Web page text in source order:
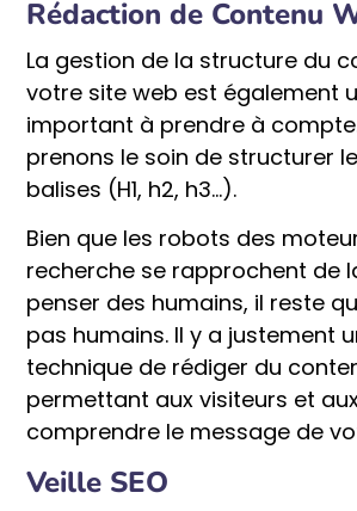
Rédaction de Contenu
La gestion de la structure du
votre site web est également
important à prendre à
prenons le soin de structurer
balises (H1, h2, h3…).
Bien que les robots des
recherche se rapprochent de
penser des humains, il reste
pas humains. Il y a justement
technique de rédiger du
permettant aux visiteurs et
comprendre le message de
Veille SEO